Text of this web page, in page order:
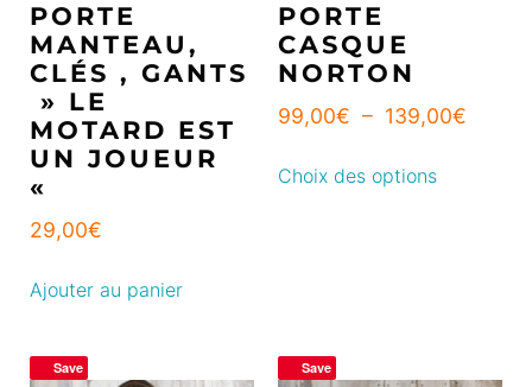
PORTE
MANTEAU,
CLÉS , GANTS
» LE
MOTARD EST
UN JOUEUR
«
29,00€
Ajouter au panier
PORTE
CASQUE
NORTON
99,00€ – 139,00€
Choix des options
Save Save